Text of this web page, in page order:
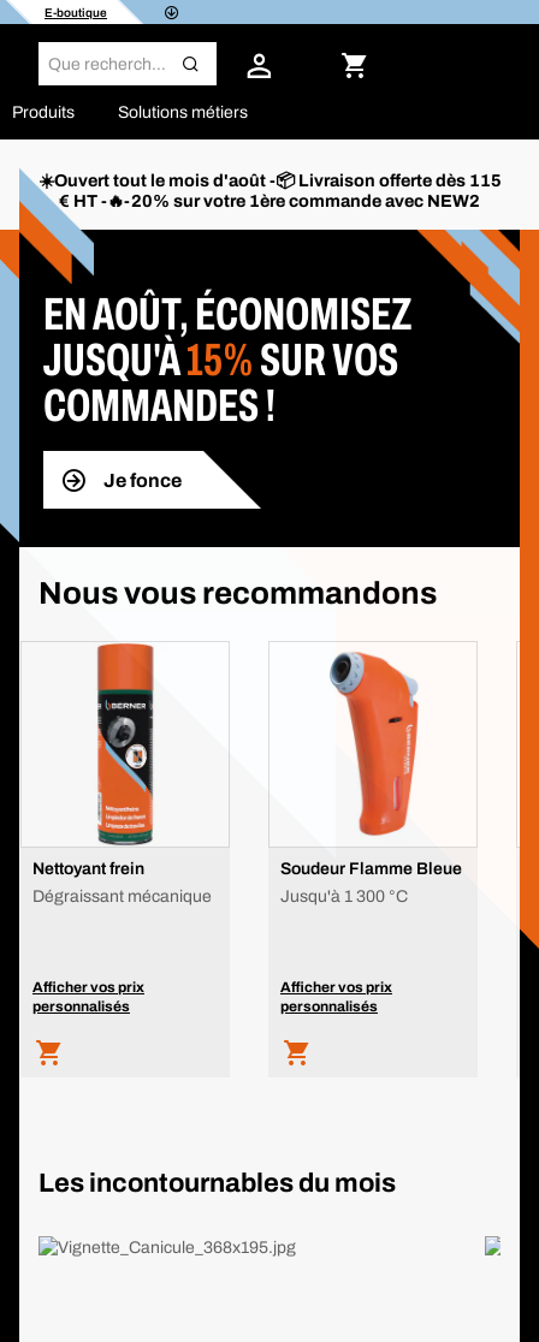
E-boutique
Produits Solutions métiers
☀️Ouvert tout le mois d'août -📦 Livraison offerte dès 115
€ HT -🔥-20% sur votre 1ère commande avec NEW2
EN AOÛT, ÉCONOMISEZ
JUSQU'À15%SUR VOS
COMMANDES !
Je fonce
Nous vous recommandons
Nettoyant frein
Dégraissant mécanique
Afficher vos prix
personnalisés
Soudeur Flamme Bleue
Jusqu'à 1 300 °C
Afficher vos prix
personnalisés
Les incontournables du mois